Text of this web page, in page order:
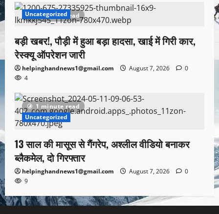
1 minute read
Uncategorized
बड़ी खबर!, पौड़ी में हुआ बड़ा हादसा, खाई में गिरी कार,
रेस्क्यू ऑपरेशन जारी
helpinghandnews1@gmail.com August 7, 2026
0
4
1 minute read
Uncategorized
13 साल की मासूस से गैंगरेप, अश्लील वीडियो बनाकर
ब्लैकमेल, दो गिरफ्तार
helpinghandnews1@gmail.com August 7, 2026
0
9